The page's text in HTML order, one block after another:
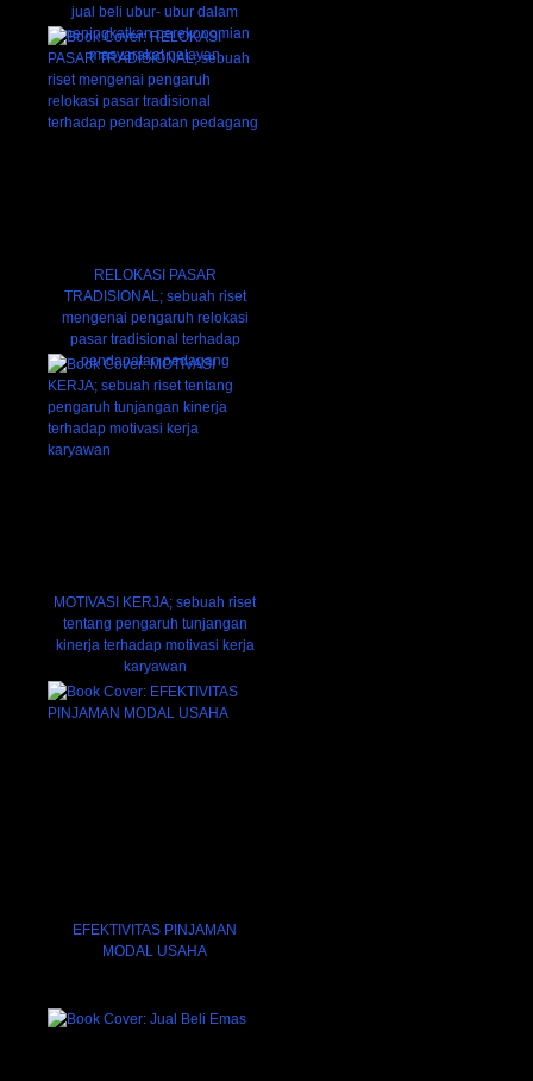
jual beli ubur- ubur dalam
meningkatkan perekonomian
masyarakat nelayan
RELOKASI PASAR
TRADISIONAL; sebuah riset
mengenai pengaruh relokasi
pasar tradisional terhadap
pendapatan pedagang
MOTIVASI KERJA; sebuah riset
tentang pengaruh tunjangan
kinerja terhadap motivasi kerja
karyawan
EFEKTIVITAS PINJAMAN
MODAL USAHA